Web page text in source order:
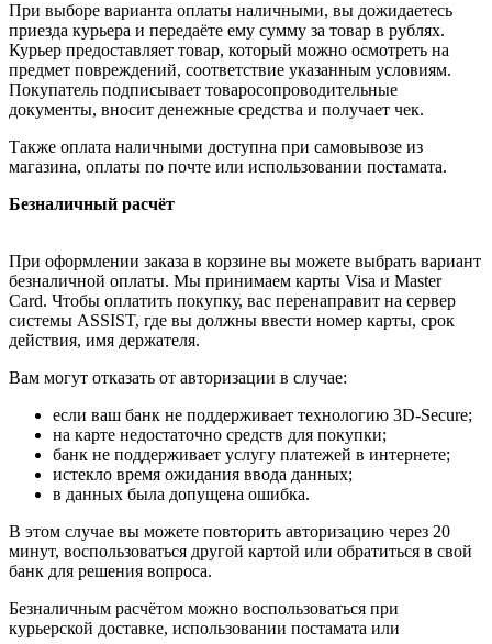
При выборе варианта оплаты наличными, вы дожидаетесь
приезда курьера и передаёте ему сумму за товар в рублях.
Курьер предоставляет товар, который можно осмотреть на
предмет повреждений, соответствие указанным условиям.
Покупатель подписывает товаросопроводительные
документы, вносит денежные средства и получает чек.
Также оплата наличными доступна при самовывозе из
магазина, оплаты по почте или использовании постамата.
Безналичный расчёт
При оформлении заказа в корзине вы можете выбрать вариант
безналичной оплаты. Мы принимаем карты Visa и Master
Card. Чтобы оплатить покупку, вас перенаправит на сервер
системы ASSIST, где вы должны ввести номер карты, срок
действия, имя держателя.
Вам могут отказать от авторизации в случае:
если ваш банк не поддерживает технологию 3D-Secure;
на карте недостаточно средств для покупки;
банк не поддерживает услугу платежей в интернете;
истекло время ожидания ввода данных;
в данных была допущена ошибка.
В этом случае вы можете повторить авторизацию через 20
минут, воспользоваться другой картой или обратиться в свой
банк для решения вопроса.
Безналичным расчётом можно воспользоваться при
курьерской доставке, использовании постамата или